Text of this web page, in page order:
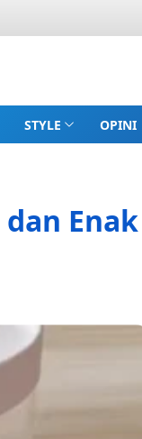
STYLE OPINI
Enak